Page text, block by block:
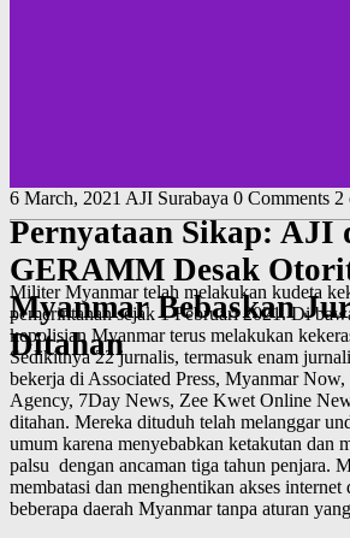
Pernyataan Sikap: AJI
GERAMM Desak
Myanmar Bebaskan
Ditahan
6 March, 2021 AJI Surabaya 0 Comments 2
Militer Myanmar telah melakukan kudeta
pemerintahan sejak 1 Februari 2021. Di
kepolisian Myanmar terus melakukan
Sedikitnya 22 jurnalis, termasuk enam
bekerja di Associated Press, Myanmar
Agency, 7Day News, Zee Kwet Online
ditahan. Mereka dituduh telah melanggar
umum karena menyebabkan ketakutan dan
palsu dengan ancaman tiga tahun penjara.
membatasi dan menghentikan akses
beberapa daerah Myanmar tanpa aturan